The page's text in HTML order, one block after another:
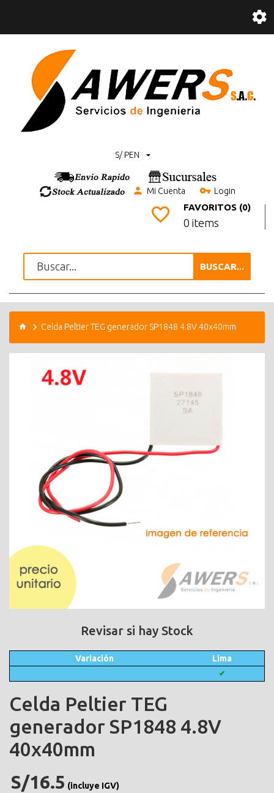
S/ PEN
Mi Cuenta Login
FAVORITOS (0)
0 items
BUSCAR...
Celda Peltier TEG generador SP1848 4.8V 40x40mm
Revisar si hay Stock
Variación Lima
✔
Celda Peltier TEG
generador SP1848 4.8V
40x40mm
S/16.5 (incluye IGV)